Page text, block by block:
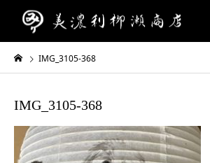
IMG_3105-368
IMG_3105-368